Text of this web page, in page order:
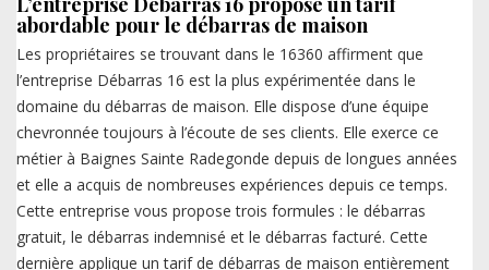
abordable pour le débarras de maison
Les propriétaires se trouvant dans le 16360 affirment que
l’entreprise Débarras 16 est la plus expérimentée dans le
domaine du débarras de maison. Elle dispose d’une équipe
chevronnée toujours à l’écoute de ses clients. Elle exerce ce
métier à Baignes Sainte Radegonde depuis de longues années
et elle a acquis de nombreuses expériences depuis ce temps.
Cette entreprise vous propose trois formules : le débarras
gratuit, le débarras indemnisé et le débarras facturé. Cette
dernière applique un tarif de débarras de maison entièrement